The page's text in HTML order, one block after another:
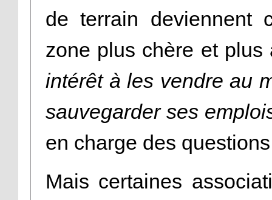
de terrain deviennent
zone plus chère et
intérêt à les vendre au
sauvegarder ses
en charge des
Mais certaines